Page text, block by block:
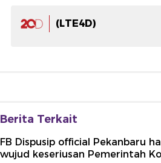
(LTE4D)
Berita Terkait
FB Dispusip official Pekanbaru
wujud keseriusan Pemerintah